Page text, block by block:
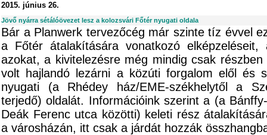
2015. június 26.
Jövő nyárra sétálóövezet lesz a kolozsvári Főtér nyugati oldala
Bár a Planwerk tervezőcég már szinte tíz évvel
a Főtér átalakítására vonatkozó
azokat, a kivitelezésre még mindig csak
volt hajlandó lezárni a közúti forgalom elől és
nyugati (a Rhédey ház/EME-székhelytől a
terjedő) oldalát. Információink szerint a (a
Deák Ferenc utca közötti) keleti rész
a városházán, itt csak a járdát hozzák